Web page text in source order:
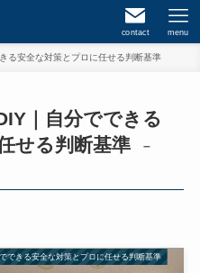
contact menu
る安全な対策とプロに任せる判断基準
｜自分でできる
せる判断基準
–
できる安全な対策とプロに任せる判断基準